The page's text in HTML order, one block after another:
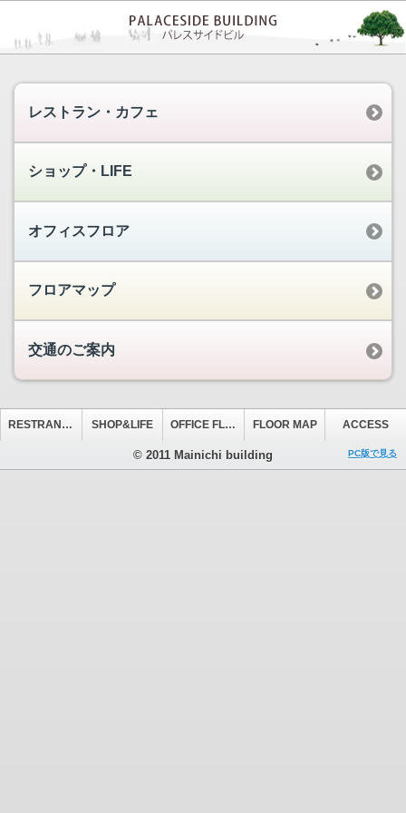
レストラン・カフェ
ショップ・LIFE
オフィスフロア
フロアマップ
交通のご案内
RESTRANT&CAFE SHOP&LIFE OFFICE FLOOR FLOOR MAP ACCESS
© 2011 Mainichi building PC版で見る